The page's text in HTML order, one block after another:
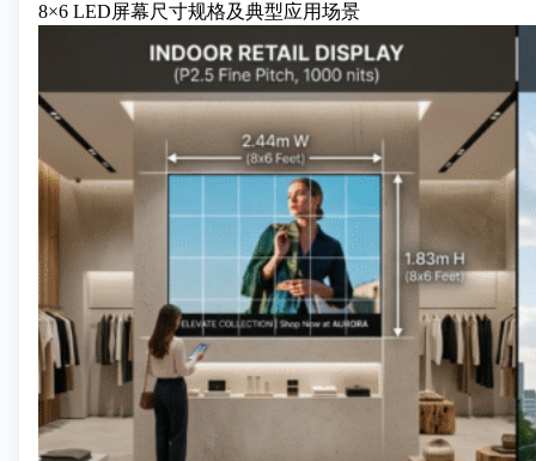
8×6 LED屏幕尺寸规格及典型应用场景